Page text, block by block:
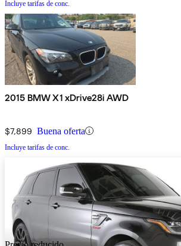
Incluye tarifas de conc.
2015 BMW X1 xDrive28i AWD
$7,899 Buena oferta
Incluye tarifas de conc.